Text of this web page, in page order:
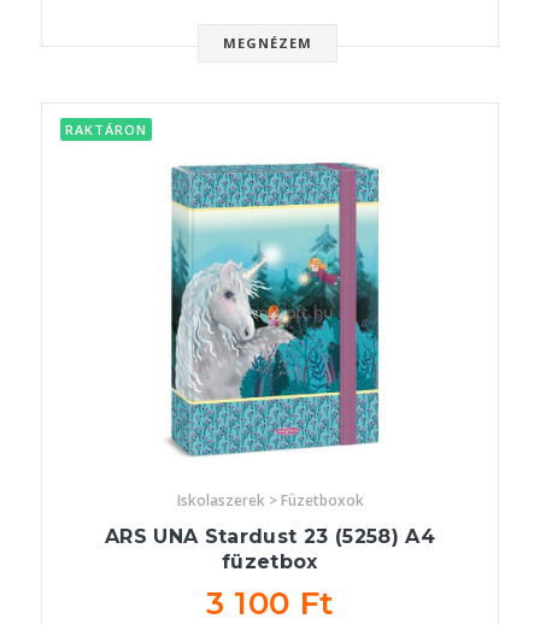
MEGNÉZEM
RAKTÁRON
Iskolaszerek > Füzetboxok
ARS UNA Stardust 23 (5258) A4
füzetbox
3 100 Ft